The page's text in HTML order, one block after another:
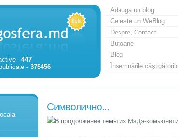
- 447
- 375456
Adauga un blog
Ce este un WeBlog
Despre, Contact
Butoane
Blog
Însemnările
Символично...
В продолжение темыиз МэДэ-комьюнити,